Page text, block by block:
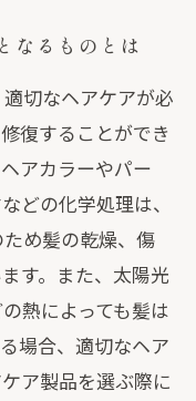
なるものとは
切なヘアケアが必
復することができ
アカラーやパー
どの化学処理は、
め髪の乾燥、傷
す。また、太陽光
熱によっても髪は
場合、適切なヘア
ア製品を選ぶ際に